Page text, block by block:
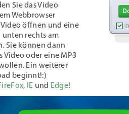
Sie das Video
Webbrowser
öffnen und eine
rechts am
Sie können dann
Video oder eine MP3
Ein weiterer
beginnt!:)
, IE und Edge!